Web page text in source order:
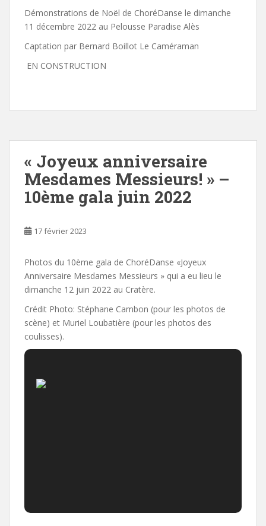
Démonstrations de Noël de ChoréDanse le dimanche
11 décembre 2022 au Pelousse Paradise Alès
Captation par Bernard Boillot Le Caméraman
EN CONSTRUCTION
« Joyeux anniversaire
Mesdames Messieurs! » –
10ème gala juin 2022
17 février 2023
Photos du 10ème gala de ChoréDanse «Joyeux
Anniversaire Mesdames Messieurs » qui a eu lieu le
dimanche 12 juin 2022 au Cratère.
Crédit Photo: Stéphane Cambon (pour les photos de
scène) et Muriel Loubatière (pour les photos des
coulisses).